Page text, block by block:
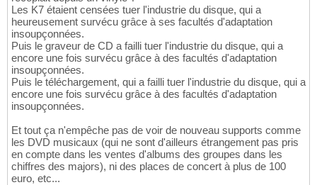
Les K7 étaient censées tuer l'industrie du disque, qui a
heureusement survécu grâce à ses facultés d'adaptation
insoupçonnées.
Puis le graveur de CD a failli tuer l'industrie du disque, qui a
encore une fois survécu grâce à des facultés d'adaptation
insoupçonnées.
Puis le téléchargement, qui a failli tuer l'industrie du disque, qui a
encore une fois survécu grâce à des facultés d'adaptation
insoupçonnées.
Et tout ça n'empêche pas de voir de nouveau supports comme
les DVD musicaux (qui ne sont d'ailleurs étrangement pas pris
en compte dans les ventes d'albums des groupes dans les
chiffres des majors), ni des places de concert à plus de 100
euro, etc...